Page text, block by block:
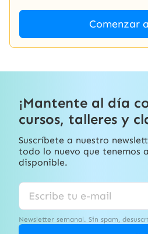
Comenzar
¡Mantente al día
cursos, talleres y
Suscríbete a nuestro
todo lo nuevo que tenemos
disponible.
Newsletter semanal. Sin spam,